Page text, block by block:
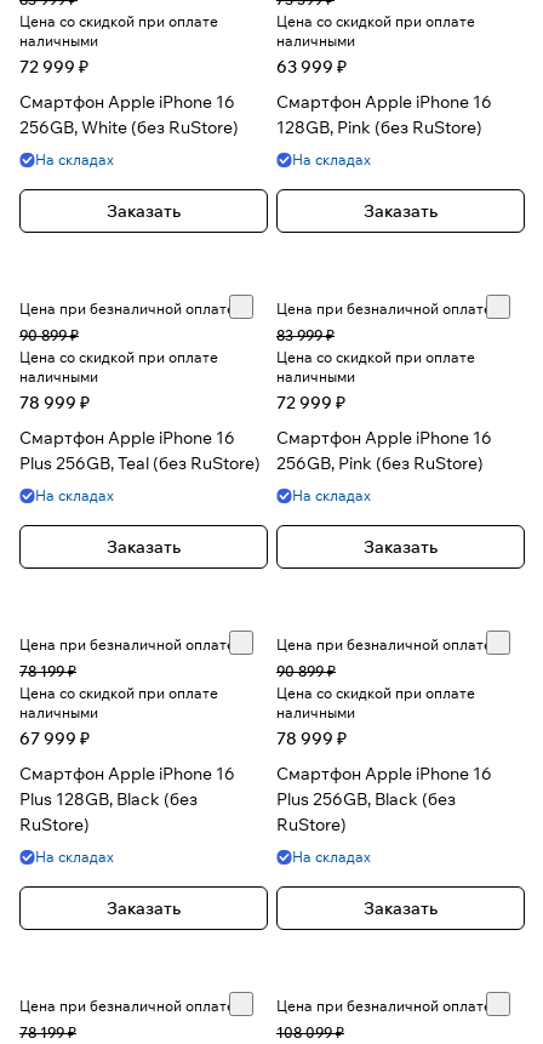
Цена со скидкой при оплате
наличными
72 999 ₽
Смартфон Apple iPhone 16
256GB, White (без RuStore)
На складах
Заказать
Цена со скидкой при оплате
наличными
63 999 ₽
Смартфон Apple iPhone 16
128GB, Pink (без RuStore)
На складах
Заказать
Цена при безналичной оплате
90 899 ₽
Цена со скидкой при оплате
наличными
78 999 ₽
Смартфон Apple iPhone 16
Plus 256GB, Teal (без RuStore)
На складах
Заказать
Цена при безналичной оплате
83 999 ₽
Цена со скидкой при оплате
наличными
72 999 ₽
Смартфон Apple iPhone 16
256GB, Pink (без RuStore)
На складах
Заказать
Цена при безналичной оплате
78 199 ₽
Цена со скидкой при оплате
наличными
67 999 ₽
Смартфон Apple iPhone 16
Plus 128GB, Black (без
RuStore)
На складах
Заказать
Цена при безналичной оплате
90 899 ₽
Цена со скидкой при оплате
наличными
78 999 ₽
Смартфон Apple iPhone 16
Plus 256GB, Black (без
RuStore)
На складах
Заказать
Цена при безналичной оплате
78 199 ₽
Цена при безналичной оплате
108 099 ₽